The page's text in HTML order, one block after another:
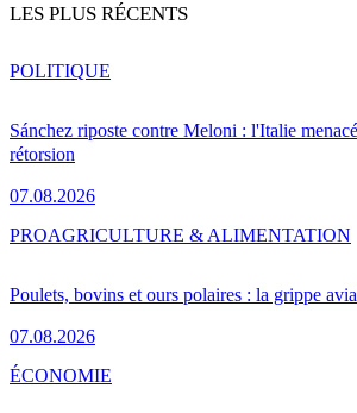
LES PLUS RÉCENTS
Sánchez riposte contre Meloni : l'Italie
rétorsion
07.08.2026
POLITIQUE
Poulets, bovins et ours polaires : la grippe
07.08.2026
PROAGRICULTURE & ALIMENTATION
ÉCONOMIE